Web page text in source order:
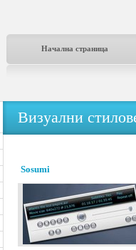
Начална страница
Визуални
Sosumi